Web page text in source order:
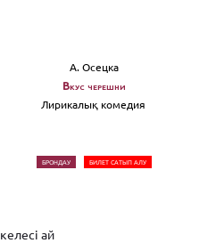
А. Осецка
Вкус черешни
Лирикалық комедия
БРОНДАУ БИЛЕТ САТЫП АЛУ
келесі ай